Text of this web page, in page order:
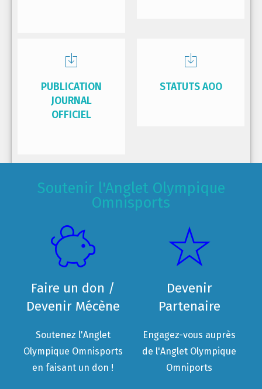
PUBLICATION
JOURNAL
OFFICIEL
STATUTS AOO
Soutenir l'Anglet Olympique
Omnisports
Faire un don /
Devenir Mécène
Soutenez l'Anglet
Olympique Omnisports
en faisant un don !
Devenir
Partenaire
Engagez-vous auprès
de l'Anglet Olympique
Omniports